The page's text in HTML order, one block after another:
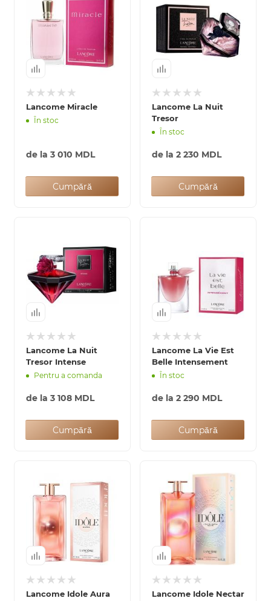
Lancome Miracle
În stoc
de la 3 010 MDL
Cumpără
Lancome La Nuit
Tresor
În stoc
de la 2 230 MDL
Cumpără
Lancome La Nuit
Tresor Intense
Pentru a comanda
de la 3 108 MDL
Cumpără
Lancome La Vie Est
Belle Intensement
În stoc
de la 2 290 MDL
Cumpără
Lancome Idole Aura Lancome Idole Nectar